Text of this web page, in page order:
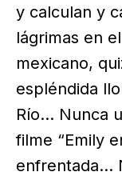
y calculan y
lágrimas en
mexicano,
espléndida
Río… Nunca
filme “Emily
enfrentada…